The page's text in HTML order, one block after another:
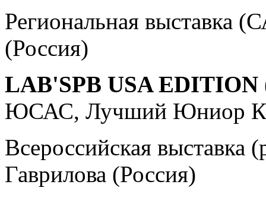
Региональная выставка
(Россия)
LAB'SPB USA EDITION
ЮСАС, Лучший Юниор
Всероссийская
Гаврилова (Россия)